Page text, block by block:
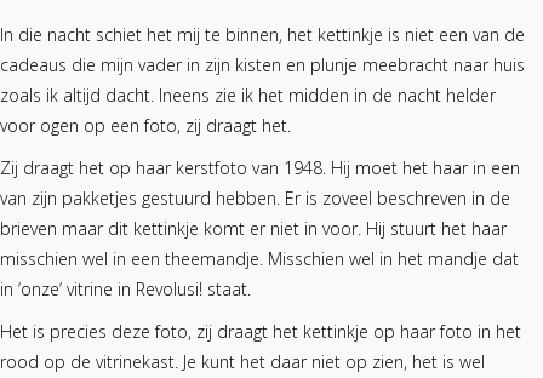
In die nacht schiet het mij te binnen, het kettinkje is niet een van de
cadeaus die mijn vader in zijn kisten en plunje meebracht naar huis
zoals ik altijd dacht. Ineens zie ik het midden in de nacht helder
voor ogen op een foto, zij draagt het.
Zij draagt het op haar kerstfoto van 1948. Hij moet het haar in een
van zijn pakketjes gestuurd hebben. Er is zoveel beschreven in de
brieven maar dit kettinkje komt er niet in voor. Hij stuurt het haar
misschien wel in een theemandje. Misschien wel in het mandje dat
in ‘onze’ vitrine in Revolusi! staat.
Het is precies deze foto, zij draagt het kettinkje op haar foto in het
rood op de vitrinekast. Je kunt het daar niet op zien, het is wel